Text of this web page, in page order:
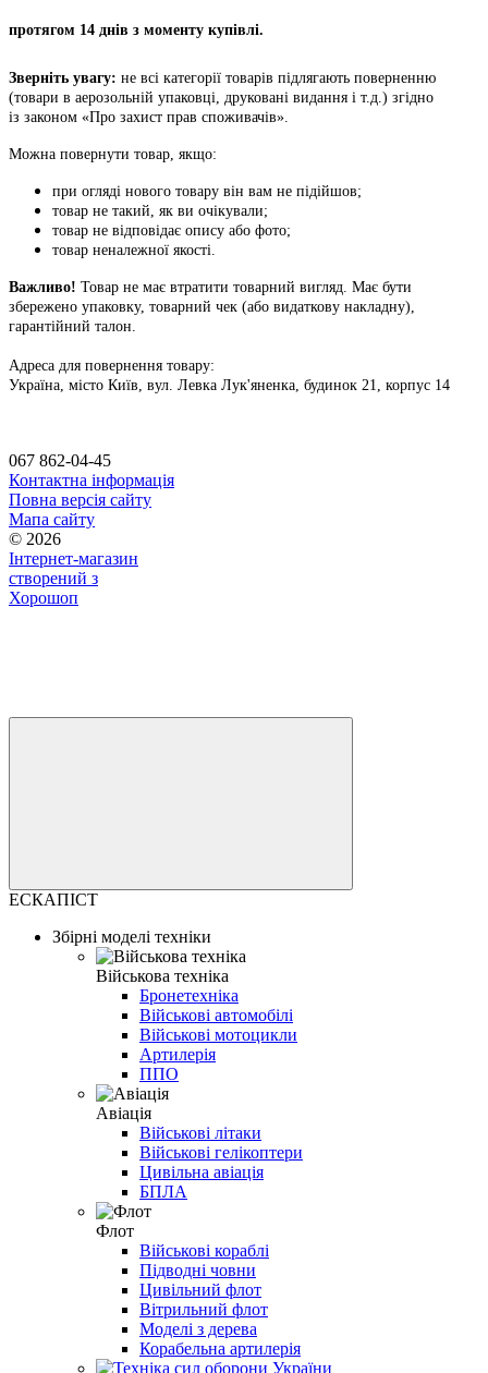
протягом 14 днів з моменту купівлі.
Зверніть увагу: не всі категорії товарів підлягають поверненню
(товари в аерозольній упаковці, друковані видання і т.д.) згідно
із законом «Про захист прав споживачів».
Можна повернути товар, якщо:
при огляді нового товару він вам не підійшов;
товар не такий, як ви очікували;
товар не відповідає опису або фото;
товар неналежної якості.
Важливо! Товар не має втратити товарний вигляд. Має бути
збережено упаковку, товарний чек (або видаткову накладну),
гарантійний талон.
Адреса для повернення товару:
Україна, місто Київ, вул. Левка Лук'яненка, будинок 21, корпус 14
067 862-04-45
Контактна інформація
Повна версія сайту
Мапа сайту
© 2026
Інтернет-магазин
створений з
Хорошоп
ЕСКАПІСТ
Збірні моделі техніки
Військова техніка
Бронетехніка
Військові автомобілі
Військові мотоцикли
Артилерія
ППО
Авіація
Військові літаки
Військові гелікоптери
Цивільна авіація
БПЛА
Флот
Військові кораблі
Підводні човни
Цивільний флот
Вітрильний флот
Моделі з дерева
Корабельна артилерія